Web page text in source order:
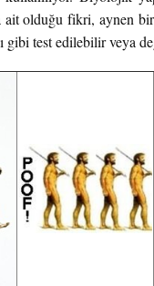
ait olduğu fikri, aynen
gibi test edilebilir veya